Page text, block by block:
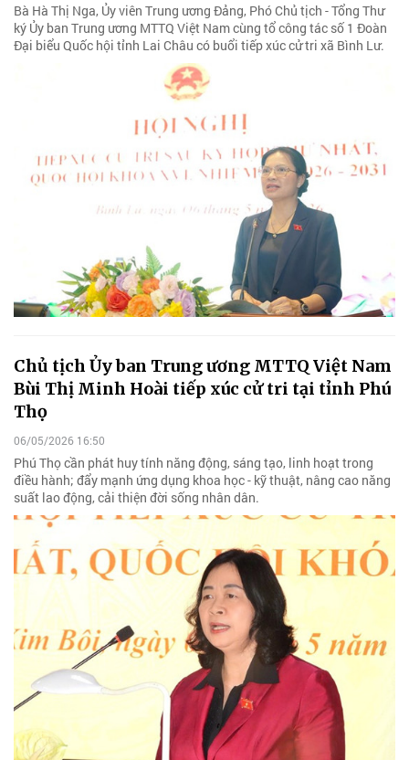
Bà Hà Thị Nga, Ủy viên Trung ương Đảng, Phó Chủ tịch - Tổng Thư
ký Ủy ban Trung ương MTTQ Việt Nam cùng tổ công tác số 1 Đoàn
Đại biểu Quốc hội tỉnh Lai Châu có buổi tiếp xúc cử tri xã Bình Lư.
Chủ tịch Ủy ban Trung ương MTTQ Việt Nam
Bùi Thị Minh Hoài tiếp xúc cử tri tại tỉnh Phú
Thọ
06/05/2026 16:50
Phú Thọ cần phát huy tính năng động, sáng tạo, linh hoạt trong
điều hành; đẩy mạnh ứng dụng khoa học - kỹ thuật, nâng cao năng
suất lao động, cải thiện đời sống nhân dân.